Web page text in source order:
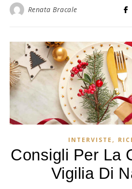
Renata Bracale
INTERVISTE ,
Consigli Per La
Vigilia Di